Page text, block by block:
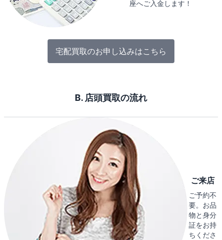
座へご入金します！
宅配買取のお申し込みはこちら
B. 店頭買取の流れ
ご来店
ご予約不
要。お品
物と身分
証をお持
ちくださ